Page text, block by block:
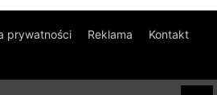
prywatności Reklama Kontakt